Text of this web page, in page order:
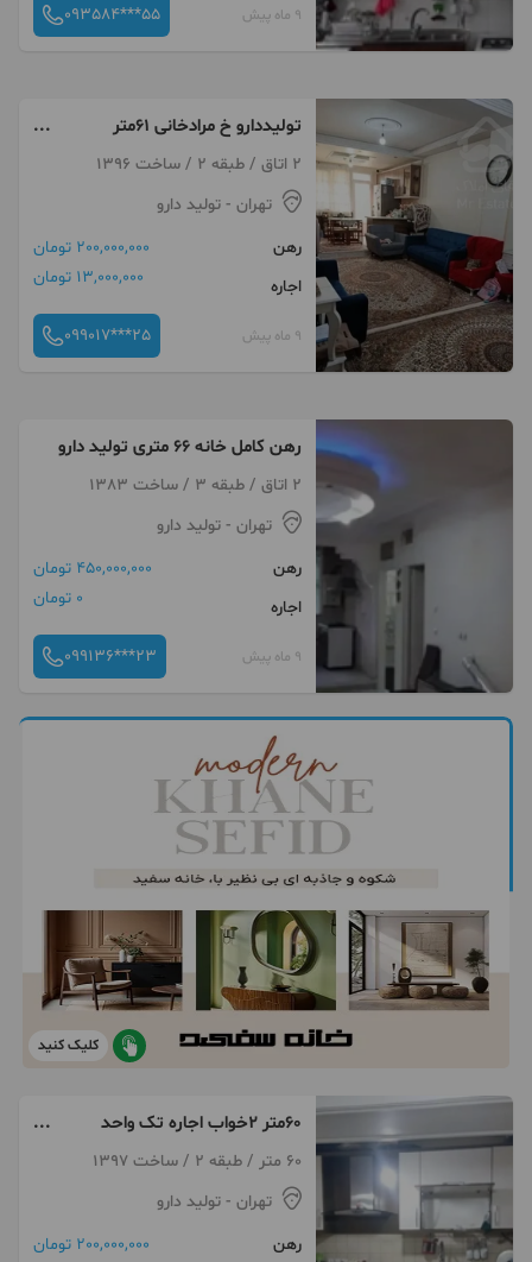
9 ماه پیش 093584***55
تولیددارو خ مرادخانی ۶۱متر
آپارتمان اجاره
2 اتاق / طبقه 2 / ساخت 1396
تهران - تولید دارو
رهن
200,000,000 تومان
اجاره
13,000,000 تومان
9 ماه پیش 099017***25
رهن کامل خانه ۶۶ متری تولید دارو
2 اتاق / طبقه 3 / ساخت 1383
تهران - تولید دارو
رهن
450,000,000 تومان
اجاره
0 تومان
9 ماه پیش 099136***23
کلیک کنید
60متر ۲خواب اجاره تک واحد
تولیددارو60 متر / طبقه 2 / ساخت 1397
تهران - تولید دارو
رهن
200,000,000 تومان